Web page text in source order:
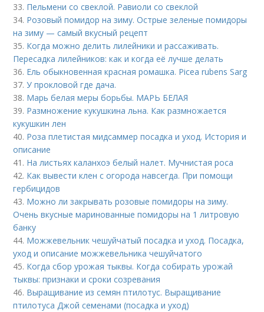
33. Пельмени со свеклой. Равиоли со свеклой
34. Розовый помидор на зиму. Острые зеленые помидоры
на зиму — самый вкусный рецепт
35. Когда можно делить лилейники и рассаживать.
Пересадка лилейников: как и когда её лучше делать
36. Ель обыкновенная красная ромашка. Picea rubens Sarg
37.У прокловой где дача.
38. Марь белая меры борьбы. МАРЬ БЕЛАЯ
39. Размножение кукушкина льна. Как размножается
кукушкин лен
40. Роза плетистая мидсаммер посадка и уход. История и
описание
41. На листьях каланхоэ белый налет. Мучнистая роса
42. Как вывести клен с огорода навсегда. При помощи
гербицидов
43. Можно ли закрывать розовые помидоры на зиму.
Очень вкусные маринованные помидоры на 1 литровую
банку
44. Можжевельник чешуйчатый посадка и уход. Посадка,
уход и описание можжевельника чешуйчатого
45. Когда сбор урожая тыквы. Когда собирать урожай
тыквы: признаки и сроки созревания
46. Выращивание из семян птилотус. Выращивание
птилотуса Джой семенами (посадка и уход)